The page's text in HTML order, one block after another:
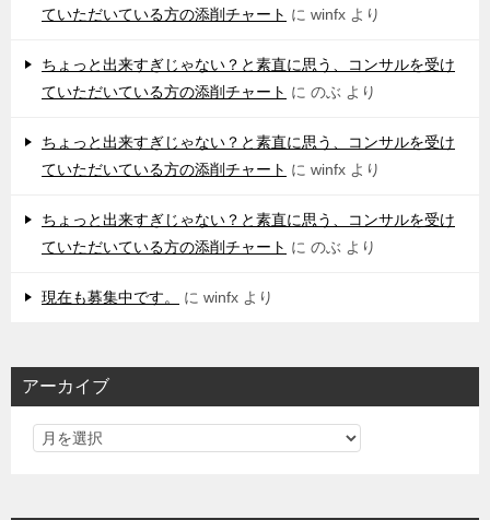
ていただいている方の添削チャート に winfx より
ちょっと出来すぎじゃない？と素直に思う、コンサルを受け
ていただいている方の添削チャート に のぶ より
ちょっと出来すぎじゃない？と素直に思う、コンサルを受け
ていただいている方の添削チャート に winfx より
ちょっと出来すぎじゃない？と素直に思う、コンサルを受け
ていただいている方の添削チャート に のぶ より
現在も募集中です。 に winfx より
アーカイブ